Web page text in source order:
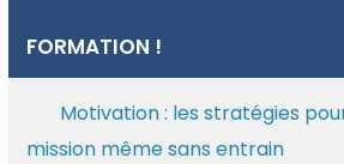
FORMATION !
Motivation : les stratégies
mission même sans entrain